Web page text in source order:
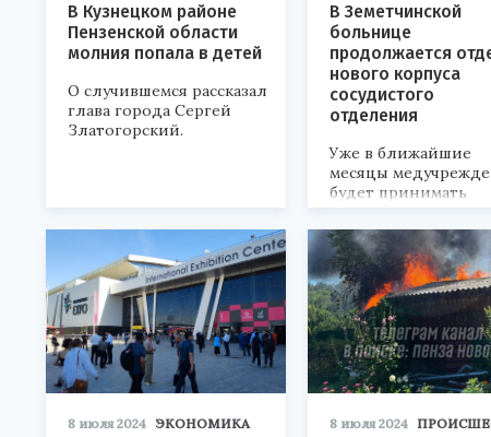
В Кузнецком районе
Пензенской области
молния попала в детей
О случившемся рассказал
глава города Сергей
Златогорский.
В Земетчинской
больнице
продолжается
нового корпуса
сосудистого
отделения
Уже в ближайшие
месяцы
будет принимать
пациентов.
8 июля 2024 ЭКОНОМИКА 8 июля 2024